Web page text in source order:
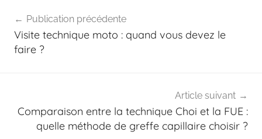
de
l’article
Publication précédente
Visite technique moto : quand vous devez le
faire ?
Article suivant
Comparaison entre la technique Choi et la FUE :
quelle méthode de greffe capillaire choisir ?